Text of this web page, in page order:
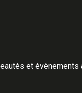
et évènements